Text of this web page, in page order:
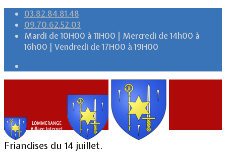
03.82.84.81.48
09.70.62.52.03
Mardi de 10H00 à 11H00 | Mercredi de 14h00 à
16h00 | Vendredi de 17H00 à 19H00
Friandises du 14 juillet.